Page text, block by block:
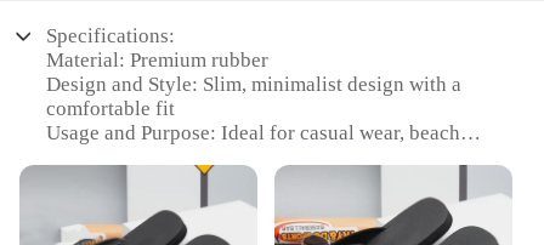
Specifications:
Material: Premium rubber
Design and Style: Slim, minimalist design with a
comfortable fit
Usage and Purpose: Ideal for casual wear, beach
Typical Adaptive Scenario: Versatile for various
occasions, from daily errands to leisure activities
Shape or Size or Weight or Quantity: Available in